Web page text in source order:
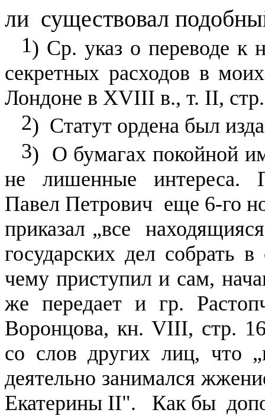
ли существовал
1) Ср. указ о переводе к
секретных расходов в
Лондоне в XVIII в., т. II,
2) Статут ордена был
3) О бумагах покойной
не лишенные интереса.
Павел Петрович еще 6-го
приказал „все
государских дел собрать
чему приступил и сам,
же передает и гр.
Воронцова, кн.VIII, стр.
со слов других лиц, что
деятельно занимался
Екатерины II". Как бы